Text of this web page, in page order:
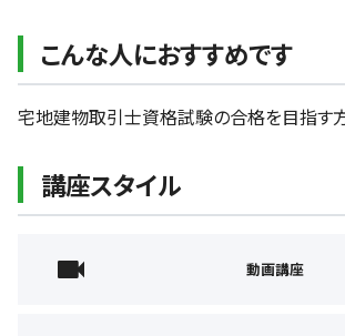
こんな人におすすめです
宅地建物取引士資格試験の合格を目指す方
講座スタイル
動画講座